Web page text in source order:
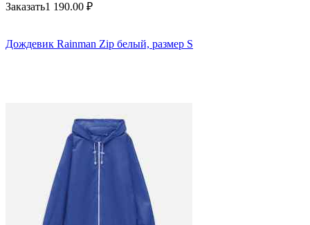
Заказать1 190.00 ₽
Дождевик Rainman Zip белый, размер S